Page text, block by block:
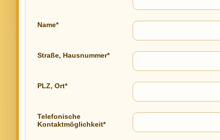
Name*
Straße, Hausnummer*
PLZ, Ort*
Telefonische
Kontaktmöglichkeit*